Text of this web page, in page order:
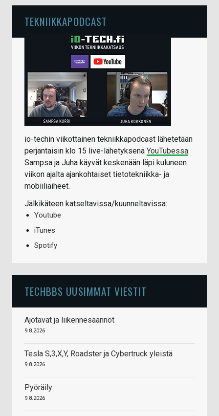
TEKNIIKKAPODCAST
io-techin viikottainen tekniikkapodcast lähetetään
perjantaisin klo 15 live-lähetyksenä YouTubessa.
Sampsa ja Juha käyvät keskenään läpi kuluneen
viikon ajalta ajankohtaiset tietotekniikka- ja
mobiiliaiheet.
Jälkikäteen katseltavissa/kuunneltavissa:
Youtube
iTunes
Spotify
TECHBBS UUSIMMAT VIESTIT
Ajotavat ja liikennesäännöt
9.8.2026
Tesla S,3,X,Y, Roadster ja Cybertruck yleistä
9.8.2026
Pyöräily
9.8.2026